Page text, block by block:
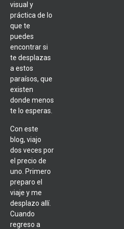
visual y
práctica de lo
que te
puedes
encontrar si
te desplazas
a estos
paraísos, que
existen
donde menos
te lo esperas.
Con este
blog, viajo
dos veces por
el precio de
uno. Primero
preparo el
viaje y me
desplazo allí.
Cuando
regreso a